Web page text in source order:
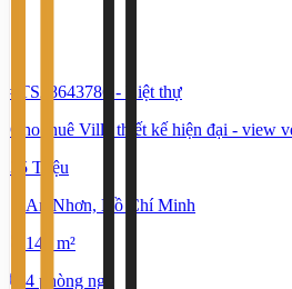
#TS28643786 -
Biệt thự
Cho thuê Villa thiết kế hiện đại - view
35 Triệu
An Nhơn, Hồ Chí Minh
140 m²
4 phòng ngủ